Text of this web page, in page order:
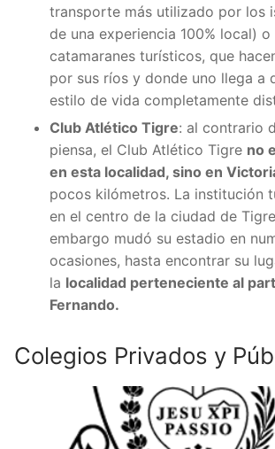
transporte más utilizado por los
de una experiencia 100% local) o
catamaranes turísticos, que
por sus ríos y donde uno llega a
estilo de vida completamente
Club Atlético Tigre: al contrario
piensa, el Club Atlético Tigre no
en esta localidad, sino en
pocos kilómetros. La institución
en el centro de la ciudad de
embargo mudó su estadio en
ocasiones, hasta encontrar su
la localidad perteneciente al
Fernando.
Colegios Privados y